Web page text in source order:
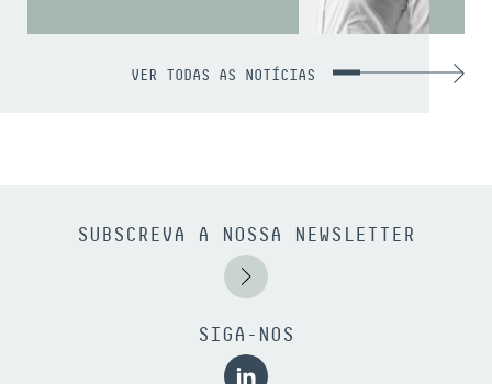
VER TODAS AS NOTÍCIAS
SUBSCREVA A NOSSA NEWSLETTER
SIGA-NOS